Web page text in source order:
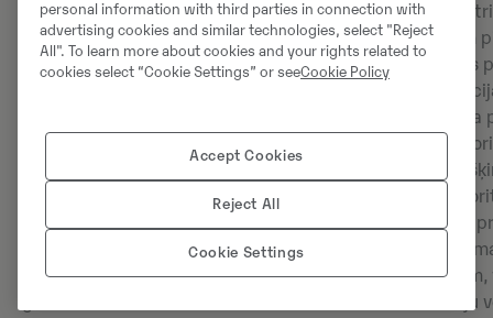
jebkad, izmantojot elektrohidraulisko
sistēmu. Inteliģentās sistēmas palīdz
operatoriem strādāt ātrāk un
ir samazināts vēl vairāk, tāpēc varat
rakt un iekraut materiālu vēl ātrāk.
Izmantojot Volvo Active Control ātro
režīmu, varat paātrināt
Uzlabotā
kursorsvira un
pārvietošanas
zibenīgu
Izlices/
palīdz
vienkārši,
funkcijām
citām. Veicot
strādājot ar
instrumentiem,
ātrumu uz leju
personal information with third parties in connection with
advertising cookies and similar technologies, select "Reject
All". To learn more about cookies and your rights related to
cookies select “Cookie Settings” or seeCookie Policy
Accept Cookies
Reject All
Cookie Settings